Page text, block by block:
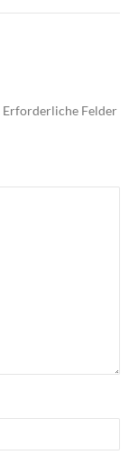
Erforderliche Felder